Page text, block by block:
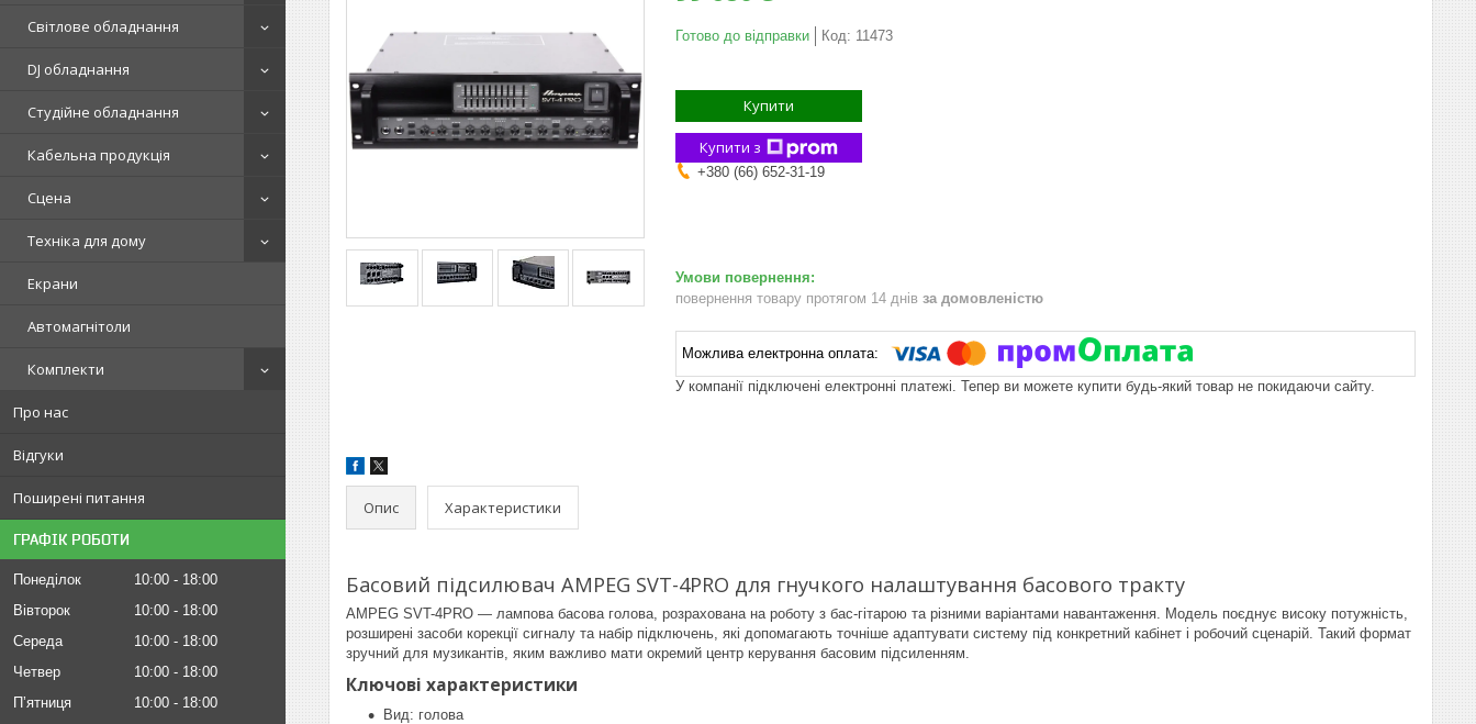
Світлове обладнання
DJ обладнання
Студійне обладнання
Кабельна продукція
Сцена
Техніка для дому
Екрани
Автомагнітоли
Комплекти
Про нас
Відгуки
Поширені питання
ГРАФІК РОБОТИ
Понеділок 10:00
18:00
Вівторок
10:00
18:00
Середа
10:00
18:00
Четвер
10:00
18:00
Пʼятниця
10:00
18:00
Готово до відправки Код: 11473
Купити
Купити з
+380 (66) 652-31-19
повернення товару протягом 14 днів за домовленістю
У компанії підключені електронні платежі. Тепер ви можете купити будь-який товар не покидаючи сайту.
Опис Характеристики
Басовий підсилювач AMPEG SVT-4PRO для гнучкого налаштування басового тракту
AMPEG SVT-4PRO — лампова басова голова, розрахована на роботу з бас-гітарою та різними варіантами навантаження. Модель поєднує високу потужність,
розширені засоби корекції сигналу та набір підключень, які допомагають точніше адаптувати систему під конкретний кабінет і робочий сценарій. Такий формат
зручний для музикантів, яким важливо мати окремий центр керування басовим підсиленням.
Ключові характеристики
Вид: голова